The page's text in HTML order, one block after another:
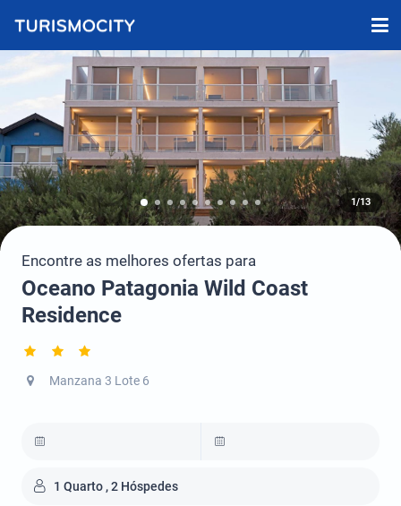
1/13
Encontre as melhores ofertas para
Oceano Patagonia Wild Coast
Residence
Manzana 3 Lote 6
1 Quarto , 2 Hóspedes